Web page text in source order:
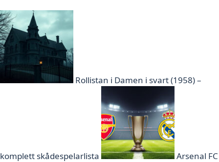
Rollistan i Damen i svart (1958) –
komplett skådespelarlista
Arsenal FC